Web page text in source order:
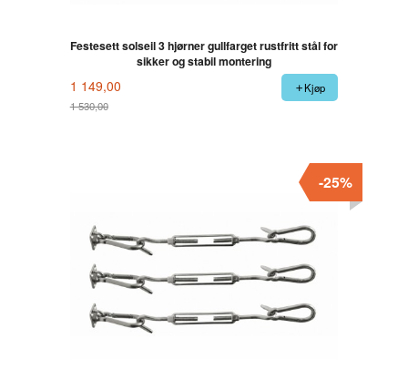
Festesett solseil 3 hjørner gullfarget rustfritt stål for
sikker og stabil montering
1 149,00
1 530,00
Kjøp
-25%